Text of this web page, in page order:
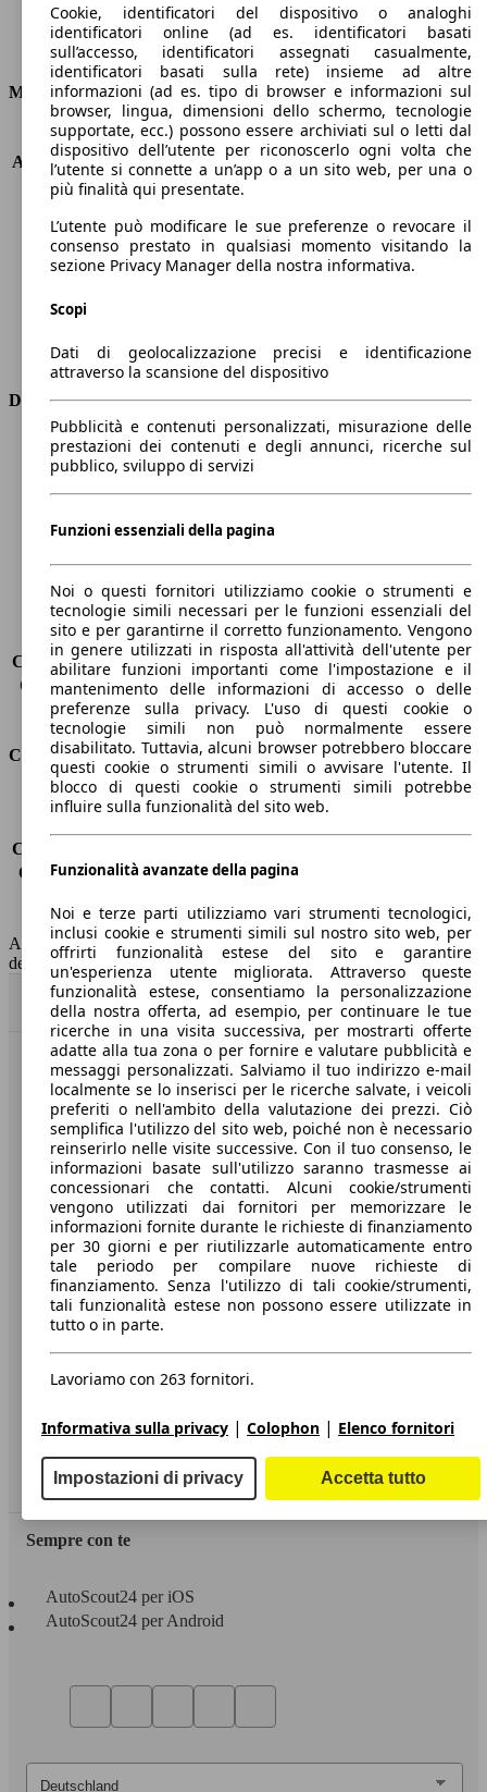
Ø 10.0 l/100km
Consumi
Motore e Prestazioni
KW (PS)
200 kW (272 PS)
Accelerazione (0-100 km/h)
8.4s
Velocità massima (km/h)
180 km/h
Coppia
315 nm
Cilindrata
3239 ccm
Carburante
Cilindri
Tipo di trazione
Integrale
Dimensioni
Lunghezza
4630 mm
Altezza
1720 mm
Larghezza
1900 mm
Peso massimo
2495 kg
Carico massimo
-
Porte
5
Sedili
5
Carico sul tetto
-
Capacità di traino (senza freni) -
Capacità di traino (con freni)
2200 kg
Volume del bagagliaio
412 - 1267 l
Consumi
Emissioni di CO2*
232 g/km (komb.)
Consumo (extra-urbano)
Consumo (combinato)* 10.0 l/100km
Capacità del serbatoio
70 l
AutoScout24 non si assume alcuna responsabilità per la correttezza
dei dati.
Torna su
Benvenuti su AutoScout24, il mercato auto europeo.
Società
A proposito di AutoScout24
Stampa
Media
Condizioni generali
Informazioni
Area rivenditori
Sempre con te
AutoScout24 per iOS
AutoScout24 per Android
Cookie, identificatori del dispositivo o analoghi
identificatori online (ad es. identificatori basati
sull’accesso, identificatori assegnati casualmente,
identificatori basati sulla rete) insieme ad altre
informazioni (ad es. tipo di browser e informazioni sul
browser, lingua, dimensioni dello schermo, tecnologie
supportate, ecc.) possono essere archiviati sul o letti dal
dispositivo dell’utente per riconoscerlo ogni volta che
l’utente si connette a un’app o a un sito web, per una o
più finalità qui presentate.
L’utente può modificare le sue preferenze o revocare il
consenso prestato in qualsiasi momento visitando la
sezione Privacy Manager della nostra informativa.
Scopi
Dati di geolocalizzazione precisi e identificazione
attraverso la scansione del dispositivo
Pubblicità e contenuti personalizzati, misurazione delle
prestazioni dei contenuti e degli annunci, ricerche sul
pubblico, sviluppo di servizi
Funzioni essenziali della pagina
Noi o questi fornitori utilizziamo cookie o strumenti e
tecnologie simili necessari per le funzioni essenziali del
sito e per garantirne il corretto funzionamento. Vengono
in genere utilizzati in risposta all'attività dell'utente per
abilitare funzioni importanti come l'impostazione e il
mantenimento delle informazioni di accesso o delle
preferenze sulla privacy. L'uso di questi cookie o
tecnologie simili non può normalmente essere
disabilitato. Tuttavia, alcuni browser potrebbero bloccare
questi cookie o strumenti simili o avvisare l'utente. Il
blocco di questi cookie o strumenti simili potrebbe
influire sulla funzionalità del sito web.
Funzionalità avanzate della pagina
Noi e terze parti utilizziamo vari strumenti tecnologici,
inclusi cookie e strumenti simili sul nostro sito web, per
offrirti funzionalità estese del sito e garantire
un'esperienza utente migliorata. Attraverso queste
funzionalità estese, consentiamo la personalizzazione
della nostra offerta, ad esempio, per continuare le tue
ricerche in una visita successiva, per mostrarti offerte
adatte alla tua zona o per fornire e valutare pubblicità e
messaggi personalizzati. Salviamo il tuo indirizzo e-mail
localmente se lo inserisci per le ricerche salvate, i veicoli
preferiti o nell'ambito della valutazione dei prezzi. Ciò
semplifica l'utilizzo del sito web, poiché non è necessario
reinserirlo nelle visite successive. Con il tuo consenso, le
informazioni basate sull'utilizzo saranno trasmesse ai
concessionari che contatti. Alcuni cookie/strumenti
vengono utilizzati dai fornitori per memorizzare le
informazioni fornite durante le richieste di finanziamento
per 30 giorni e per riutilizzarle automaticamente entro
tale periodo per compilare nuove richieste di
finanziamento. Senza l'utilizzo di tali cookie/strumenti,
tali funzionalità estese non possono essere utilizzate in
tutto o in parte.
Lavoriamo con 263 fornitori.
Informativa sulla privacy | Colophon | Elenco fornitori
Impostazioni di privacy Accetta tutto